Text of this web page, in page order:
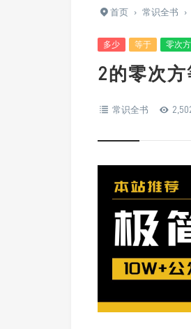
首页 › 常识全书 ›
多少 等于 零次方
2的零次
常识全书